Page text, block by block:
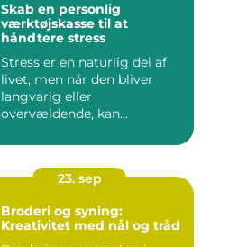
Skab en personlig
værktøjskasse til at
håndtere stress
Stress er en naturlig del af
livet, men når den bliver
langvarig eller
overvældende, kan...
23. sep
Broderi og syning:
Kreativitet med nål og tråd